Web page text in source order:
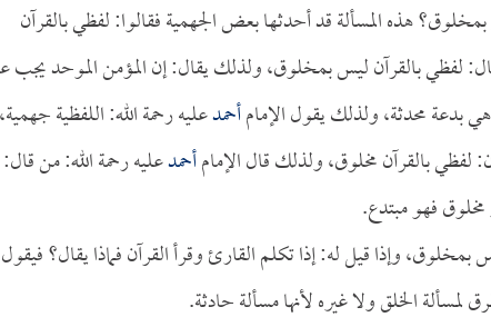
هذه المسألة قد أحدثها بعض الجهمية فقالوا: لفظي بالقرآن
لفظي بالقرآن ليس بمخلوق، ولذلك يقال: إن المؤمن الموحد يجب
بدعة محدثة، ولذلك يقول الإمامأحمدعليه رحمة الله: اللفظية
لفظي بالقرآن مخلوق، ولذلك قال الإمامأحمدعليه رحمة الله: من قال:
فهو مبتدع.
وإذا قيل له: إذا تكلم القارئ وقرأ القرآن فماذا يقال؟ فيقول
الخلق ولا غيره لأنها مسألة حادثة.